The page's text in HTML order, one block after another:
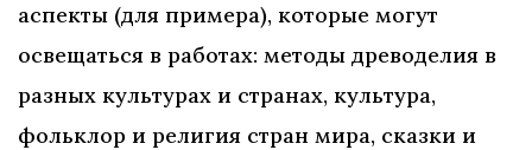
аспекты (для примера), которые могут
освещаться в работах: методы древоделия в
разных культурах и странах, культура,
фольклор и религия стран мира, сказки и